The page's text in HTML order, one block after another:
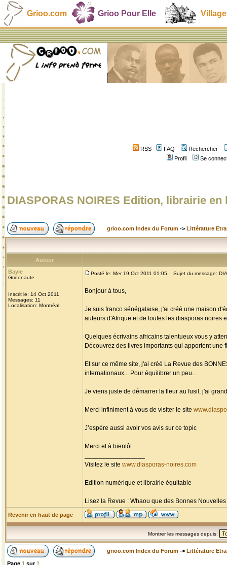
Grioo.com Grioo Pour Elle Village
RSS FAQ
Rechercher
Profil
Se
DIASPORAS NOIRES Edition, librairie en
grioo.com Index du Forum -> Littérature
Auteur
Bayle
Grioonaute
Inscrit le: 14 Oct 2011
Messages: 11
Localisation: Montréal
Posté le: Mer 19 Oct 2011 01:05 Sujet du message:
Bonjour à tous,
Je suis franco sénégalaise, j'ai créé une maison
auteurs d'Afrique et de toutes les diasporas noires
Quelques écrivains africains talentueux vous y
Découvrez des livres importants qui apportent
Et sur ce même site, j'ai créé La Revue des
internationaux... Pour équilibrer un peu...
Je viens juste de démarrer la fleur au fusil, j'ai
Merci infiniment à vous de visiter le site
J’espère aussi avoir vos avis sur ce topic
Merci et à bientôt
Visitez le site www.diasporas-noires.com
Edition numérique et librairie équitable
Lisez la Revue : Whaou que des Bonnes
Revenir en haut de page
Montrer les messages depuis:
grioo.com Index du Forum -> Littérature
Page 1 sur1